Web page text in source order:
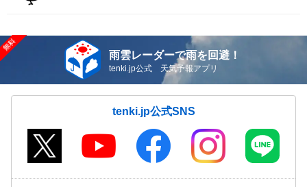
雨雲レーダーで雨を回避！
tenki.jp公式 天気予報アプリ
tenki.jp公式SNS